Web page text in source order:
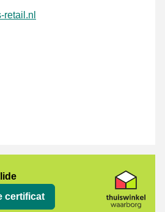
vérifiées
retail.nl
certificat